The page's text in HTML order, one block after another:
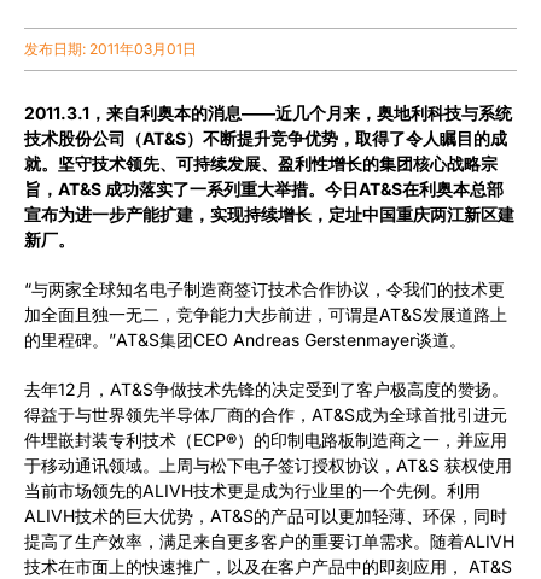
可持续发展
公司
Investors (English)
供应商
新闻中心
活动
发布日期: 2011年03月01日
2011.3.1，来自利奥本的消息——近几个月来，奥地利科技与系统
技术股份公司（AT&S）不断提升竞争优势，取得了令人瞩目的成
就。坚守技术领先、可持续发展、盈利性增长的集团核心战略宗
旨，AT&S 成功落实了一系列重大举措。今日AT&S在利奥本总部
宣布为进一步产能扩建，实现持续增长，定址中国重庆两江新区建
新厂。
“与两家全球知名电子制造商签订技术合作协议，令我们的技术更
加全面且独一无二，竞争能力大步前进，可谓是AT&S发展道路上
的里程碑。”AT&S集团CEO Andreas Gerstenmayer谈道。
去年12月，AT&S争做技术先锋的决定受到了客户极高度的赞扬。
得益于与世界领先半导体厂商的合作，AT&S成为全球首批引进元
件埋嵌封装专利技术（ECP®）的印制电路板制造商之一，并应用
于移动通讯领域。上周与松下电子签订授权协议，AT&S 获权使用
当前市场领先的ALIVH技术更是成为行业里的一个先例。利用
ALIVH技术的巨大优势，AT&S的产品可以更加轻薄、环保，同时
提高了生产效率，满足来自更多客户的重要订单需求。随着ALIVH
技术在市面上的快速推广，以及在客户产品中的即刻应用， AT&S